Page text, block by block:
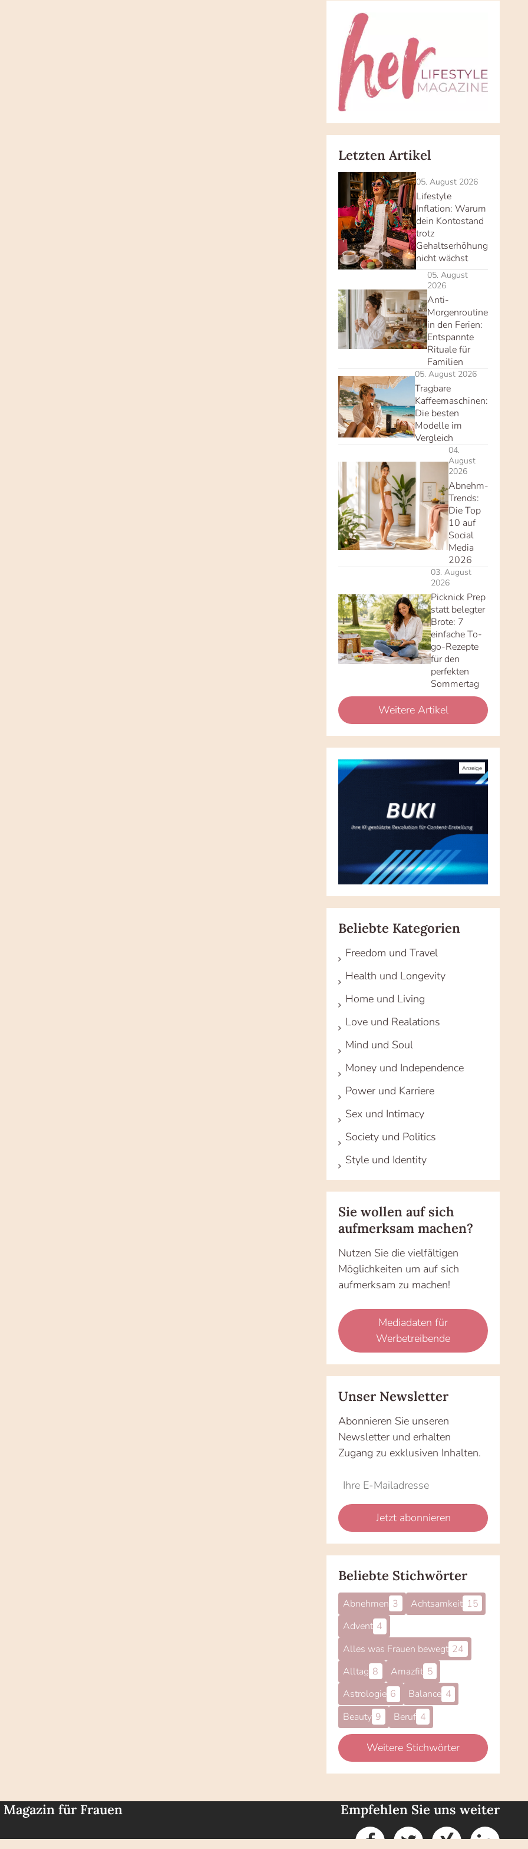
Letzten Artikel
05. August 2026
Lifestyle
Inflation: Warum
dein Kontostand
trotz
Gehaltserhöhung
nicht wächst
05. August
2026
Anti-
Morgenroutine
in den Ferien:
Entspannte
Rituale für
Familien
05. August 2026
Tragbare
Kaffeemaschinen:
Die besten
Modelle im
Vergleich
04.
August
2026
Abnehm-
Trends:
Die Top
10 auf
Social
Media
2026
03. August
2026
Picknick Prep
statt belegter
Brote: 7
einfache To-
go-Rezepte
für den
perfekten
Sommertag
Weitere Artikel
Beliebte Kategorien
Freedom und Travel
Health und Longevity
Home und Living
Love und Realations
Mind und Soul
Money und Independence
Power und Karriere
Sex und Intimacy
Society und Politics
Style und Identity
Sie wollen auf sich
aufmerksam machen?
Nutzen Sie die vielfältigen
Möglichkeiten um auf sich
aufmerksam zu machen!
Mediadaten für
Werbetreibende
Unser Newsletter
Abonnieren Sie unseren
Newsletter und erhalten
Zugang zu exklusiven Inhalten.
Do
fill
this
field
*Ihre
Mailadresse:Jetzt abonnieren
Beliebte Stichwörter
Abnehmen 3 Achtsamkeit 15
Advent 4
Alles was Frauen bewegt 24
Alltag 8 Amazfit 5
Astrologie 6 Balance 4
Beauty 9 Beruf 4
Weitere Stichwörter
für Frauen Empfehlen Sie uns weiter